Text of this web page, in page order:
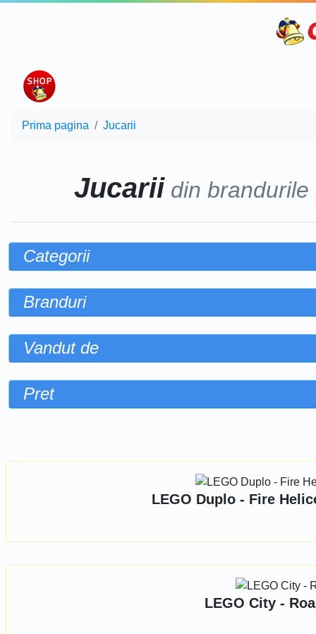
Prima pagina Jucarii
Jucarii din brandurile
Categorii
Branduri
Vandut de
Pret
LEGO Duplo - Fire
LEGO City -